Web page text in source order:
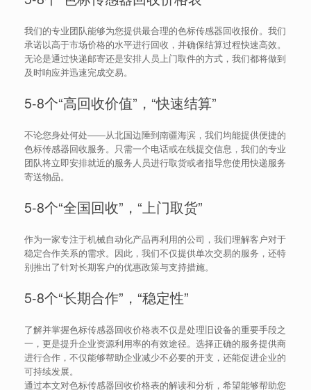
我们的专业团队能够为您提供最合理的色标传感器回收报价。我们
承诺以高于市场价格的水平进行回收，并确保结算过程快速高效。
无论是通过快递邮寄还是安排人员上门取件的方式，我们都将做到
及时响应并迅速完成交易。
5-8个“高回收价值”，“快速结算”
不论您身处何处——从北国边陲到南疆海滨，我们均能提供便捷的
色标传感器回收服务。只需一个电话或在线提交信息，我们的专业
团队将立即安排就近的服务人员进行取货或者指导您使用快递服务
寄送物品。
5-8个“全国回收”，“上门取货”
作为一家专注于机械自动化产品再利用的公司，我们理解客户对于
稳定合作关系的需求。因此，我们不仅提供单次交易的服务，还特
别推出了针对长期客户的优惠政策与支持措施。
5-8个“长期合作”，“稳定性”
了解并掌握色标传感器回收价格表不仅是处理旧设备的重要手段之
一，更是提升企业资源利用率的有效途径。选择正确的服务提供商
进行合作，不仅能够帮助企业减少不必要的开支，还能促进企业的
可持续发展。
通过本文对色标传感器回收价格表的解读和分析，希望能够帮助您